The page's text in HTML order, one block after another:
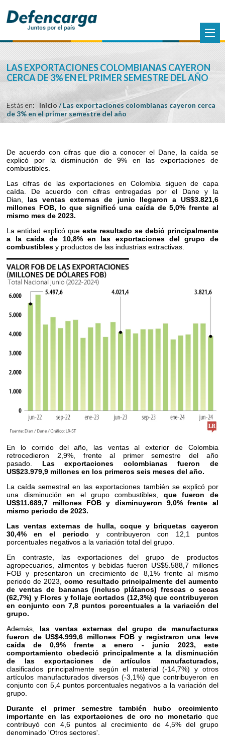
LAS EXPORTACIONES COLOMBIANAS CAYERON
CERCA DE 3% EN EL PRIMER SEMESTRE DEL AÑO
Estás en: Inicio/Las exportaciones colombianas cayeron cerca
de 3% en el primer semestre del año
De acuerdo con cifras que dio a conocer el Dane, la caída se
explicó por la disminución de 9% en las exportaciones de
combustibles.
Las cifras de las exportaciones en Colombia siguen de capa
caída. De acuerdo con cifras entregadas por el Dane y la
Dian, las ventas externas de junio llegaron a US$3.821,6
millones FOB, lo que significó una caída de 5,0% frente al
mismo mes de 2023.
La entidad explicó que este resultado se debió principalmente
a la caída de 10,8% en las exportaciones del grupo de
combustibles y productos de las industrias extractivas.
En lo corrido del año, las ventas al exterior de Colombia
retrocedieron 2,9%, frente al primer semestre del año
pasado.
Las exportaciones colombianas fueron de
US$23.979,9 millones en los primeros seis meses del año.
La caída semestral en las exportaciones también se explicó por
una disminución en el grupo combustibles, que fueron de
US$11.689,7 millones FOB y disminuyeron 9,0% frente al
mismo periodo de 2023.
Las ventas externas de hulla, coque y briquetas cayeron
30,4% en el periodo y contribuyeron con 12,1 puntos
porcentuales negativos a la variación total del grupo.
En contraste, las exportaciones del grupo de productos
agropecuarios, alimentos y bebidas fueron US$5.588,7 millones
FOB y presentaron un crecimiento de 8,1% frente al mismo
periodo de 2023,
como resultado principalmente del aumento
de ventas de bananas (incluso plátanos) frescas o secas
(62,7%) y Flores y follaje cortados (12,3%) que contribuyeron
en conjunto con 7,8 puntos porcentuales a la variación del
grupo.
Además,
las ventas externas del grupo de manufacturas
fueron de US$4.999,6 millones FOB y registraron una leve
caída de 0,9% frente a enero - junio 2023, este
comportamiento obedeció principalmente a la disminución
de las exportaciones de artículos manufacturados,
clasificados principalmente según el material (-14,7%) y otros
artículos manufacturados diversos (-3,1%) que contribuyeron en
conjunto con 5,4 puntos porcentuales negativos a la variación del
grupo.
Durante el primer semestre también hubo crecimiento
importante en las exportaciones de oro no monetario que
contribuyó con 4,6 puntos al crecimiento de 4,5% del grupo
denominado 'Otros sectores'.